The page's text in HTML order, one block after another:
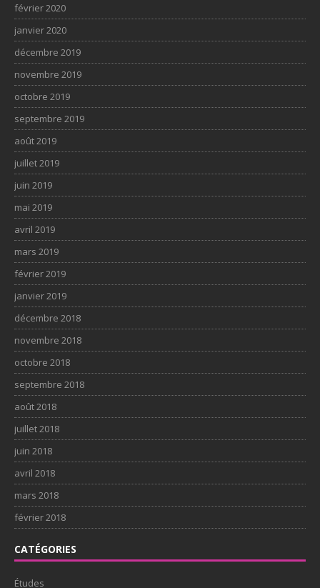
février 2020
janvier 2020
décembre 2019
novembre 2019
octobre 2019
septembre 2019
août 2019
juillet 2019
juin 2019
mai 2019
avril 2019
mars 2019
février 2019
janvier 2019
décembre 2018
novembre 2018
octobre 2018
septembre 2018
août 2018
juillet 2018
juin 2018
avril 2018
mars 2018
février 2018
CATÉGORIES
Études